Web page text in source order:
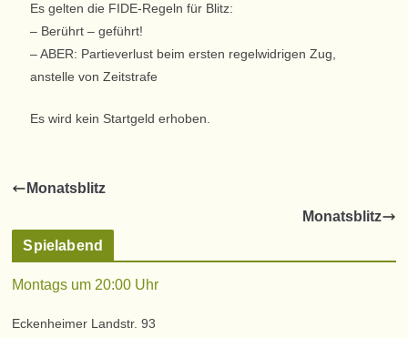
Es gelten die FIDE-Regeln für Blitz:
– Berührt – geführt!
– ABER: Partieverlust beim ersten regelwidrigen Zug,
anstelle von Zeitstrafe
Es wird kein Startgeld erhoben.
Monatsblitz
Monatsblitz
Spielabend
Montags um 20:00 Uhr
Eckenheimer Landstr. 93